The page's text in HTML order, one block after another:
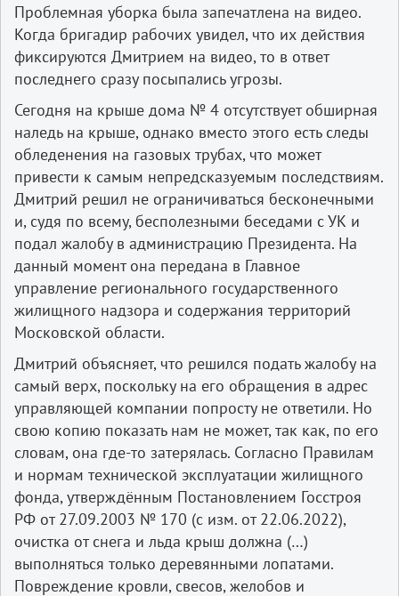
Проблемная уборка была запечатлена на видео.
Когда бригадир рабочих увидел, что их действия
фиксируются Дмитрием на видео, то в ответ
последнего сразу посыпались угрозы.
Сегодня на крыше дома № 4 отсутствует обширная
наледь на крыше, однако вместо этого есть следы
обледенения на газовых трубах, что может
привести к самым непредсказуемым последствиям.
Дмитрий решил не ограничиваться бесконечными
и, судя по всему, бесполезными беседами с УК и
подал жалобу в администрацию Президента. На
данный момент она передана в Главное
управление регионального государственного
жилищного надзора и содержания территорий
Московской области.
Дмитрий объясняет, что решился подать жалобу на
самый верх, поскольку на его обращения в адрес
управляющей компании попросту не ответили. Но
свою копию показать нам не может, так как, по его
словам, она где-то затерялась. Согласно Правилам
и нормам технической эксплуатации жилищного
фонда, утверждённым Постановлением Госстроя
РФ от 27.09.2003 № 170 (с изм. от 22.06.2022),
очистка от снега и льда крыш должна (…)
выполняться только деревянными лопатами.
Повреждение кровли, свесов, желобов и